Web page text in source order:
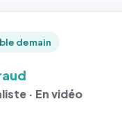
demain
· En vidéo